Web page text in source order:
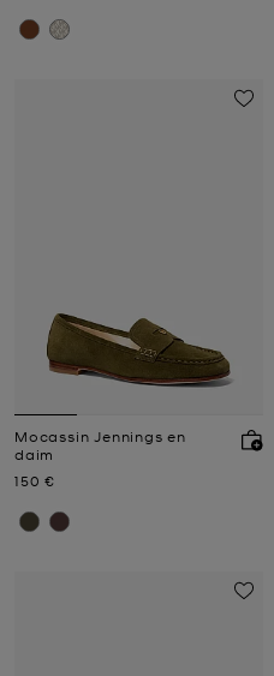
Mocassin Jennings en
daim
Prix actuel
150 €